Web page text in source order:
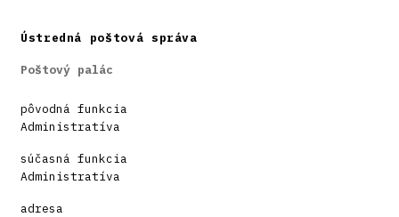
Ústredná poštová správa
Poštový palác
pôvodná funkcia
Administratíva
súčasná funkcia
Administratíva
adresa